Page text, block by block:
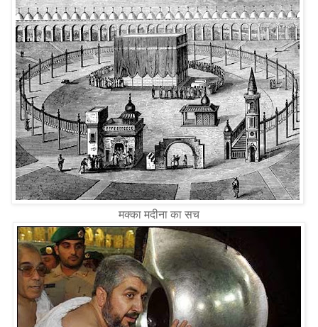
मक्का मदीना का सच